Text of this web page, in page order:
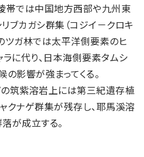
帯では中国地方西部や九州東
ブカガシ群集（コジイ－クロキ
ツガ林では太平洋側要素のヒ
に代り、日本海側要素タムシ
影響が強まってくる。
筑紫溶岩上には第三紀遺存植
クナゲ群集が残存し、耶馬溪溶
が成立する。